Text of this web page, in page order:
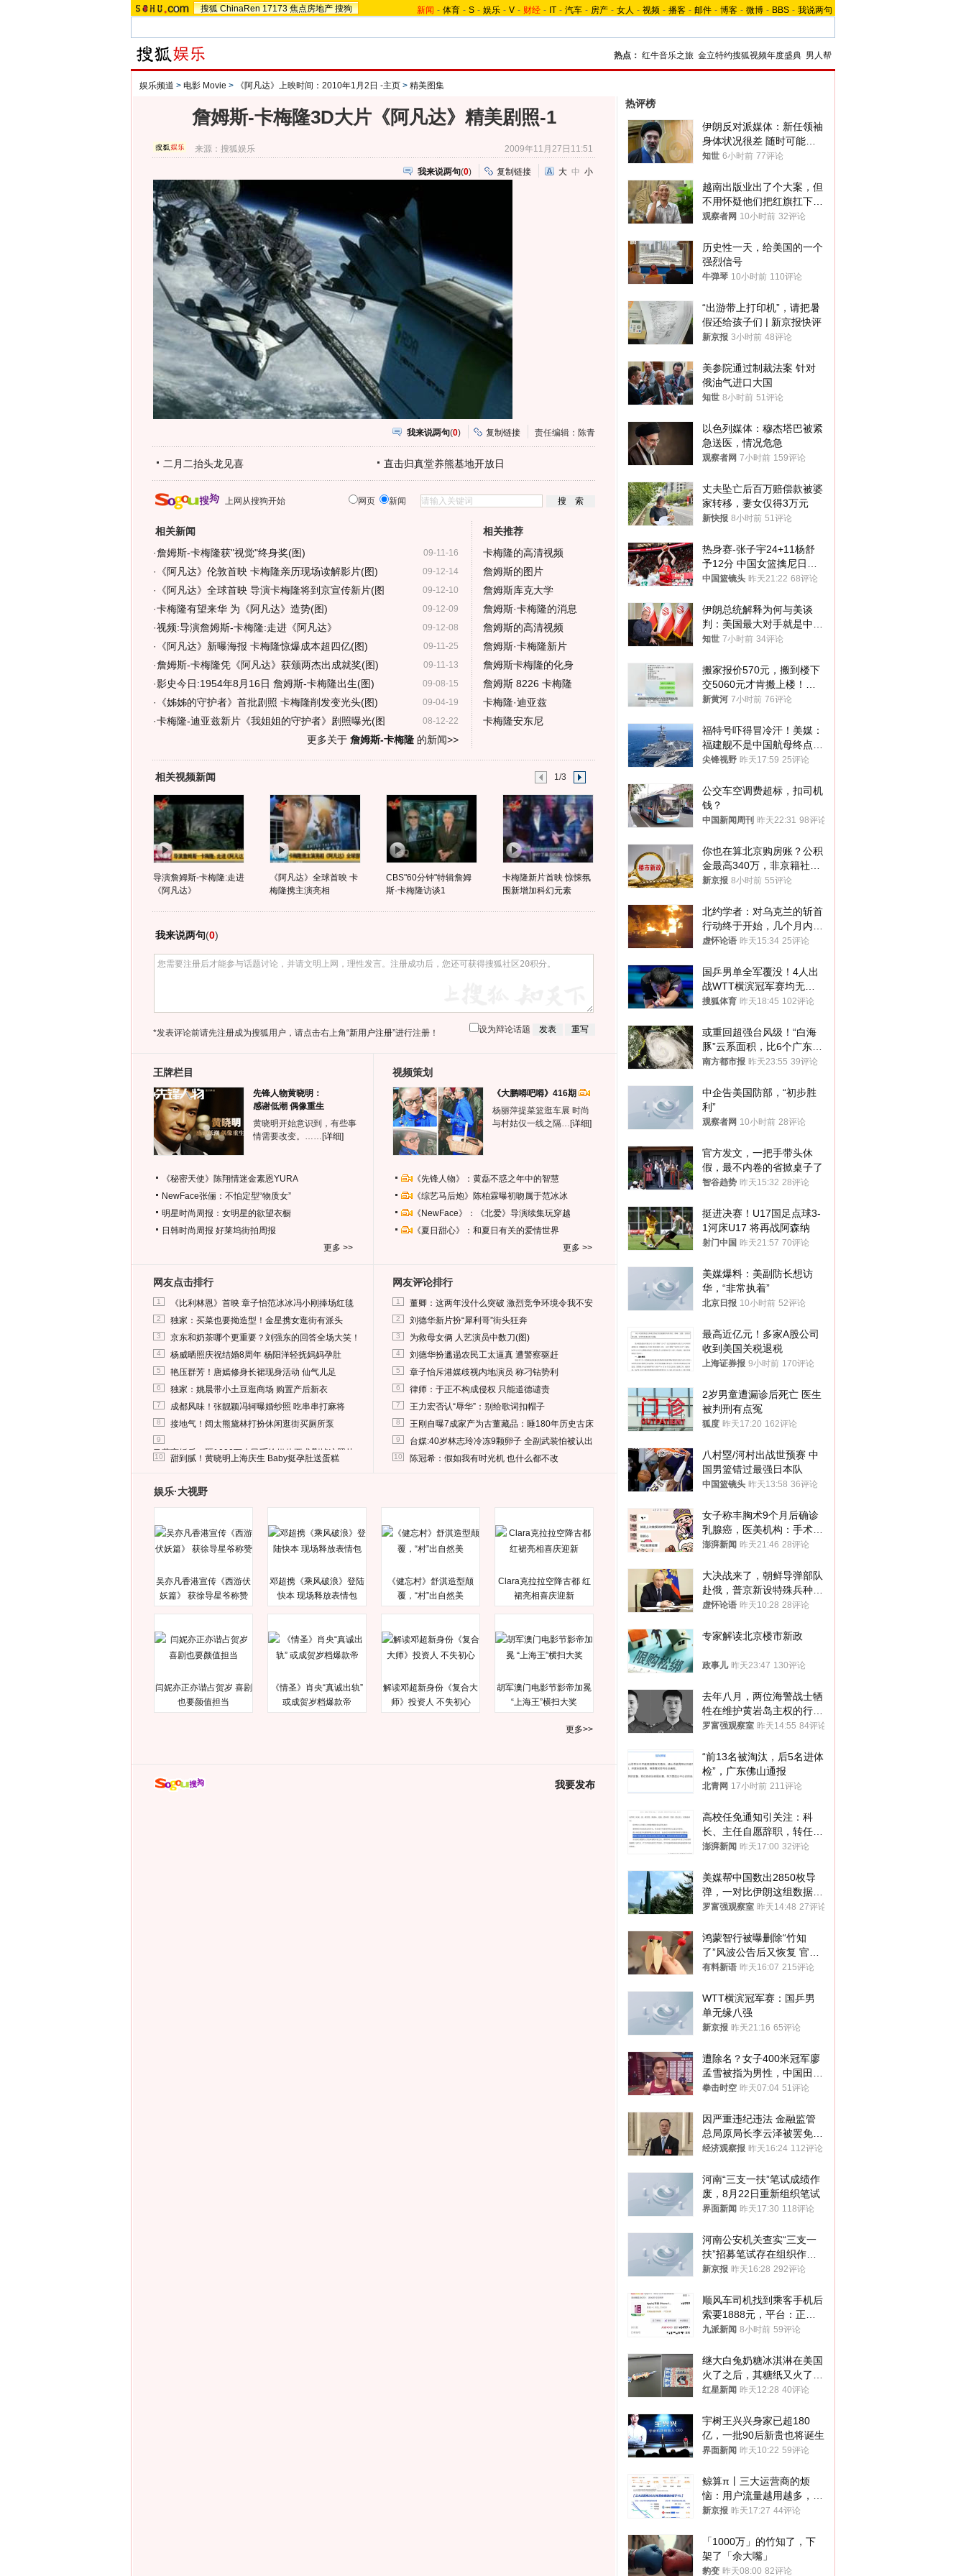
搜狐 ChinaRen 17173 焦点房地产 搜狗 新闻 - 体育 - S - 娱乐 - V - 财经 - IT - 汽车 - 房产 - 女人 - 视频 - 播客 - 邮件 - 博客 - 微博 - BBS - 我说两句
热点： 红牛音乐之旅 金立特约搜狐视频年度盛典 男人帮
娱乐频道 > 电影 Movie > 《阿凡达》上映时间：2010年1月2日 -主页 > 精美图集
詹姆斯-卡梅隆3D大片《阿凡达》精美剧照-1
来源：搜狐娱乐 2009年11月27日11:51
我来说两句(0) 复制链接 大 中 小
我来说两句(0) 复制链接 责任编辑：陈青
二月二抬头龙见喜 直击归真堂养熊基地开放日
上网从搜狗开始 网页 新闻
相关新闻
09-11-16
·詹姆斯-卡梅隆获"视觉"终身奖(图)
09-12-14
· 《阿凡达》伦敦首映 卡梅隆亲历现场读解影片(图)
09-12-10
· 《阿凡达》全球首映 导演卡梅隆将到京宣传新片(图
09-12-09
·卡梅隆有望来华 为《阿凡达》造势(图)
09-12-08
·视频:导演詹姆斯-卡梅隆:走进《阿凡达》
09-11-25
· 《阿凡达》新曝海报 卡梅隆惊爆成本超四亿(图)
09-11-13
·詹姆斯-卡梅隆凭《阿凡达》获颁两杰出成就奖(图)
09-08-15
·影史今日:1954年8月16日 詹姆斯-卡梅隆出生(图)
09-04-19
· 《姊姊的守护者》首批剧照 卡梅隆削发变光头(图)
08-12-22
·卡梅隆-迪亚兹新片《我姐姐的守护者》剧照曝光(图
更多关于 詹姆斯-卡梅隆的新闻>>
相关推荐
卡梅隆的高清视频
詹姆斯的图片
詹姆斯库克大学
詹姆斯·卡梅隆的消息
詹姆斯的高清视频
詹姆斯·卡梅隆新片
詹姆斯卡梅隆的化身
詹姆斯 8226 卡梅隆
卡梅隆·迪亚兹
卡梅隆安东尼
相关视频新闻 1/3
导演詹姆斯-卡梅隆:走进
《阿凡达》
《阿凡达》全球首映 卡
梅隆携主演亮相
CBS"60分钟"特辑詹姆
斯·卡梅隆访谈1
卡梅隆新片首映 惊悚氛
围新增加科幻元素
我来说两句(0)
*发表评论前请先注册成为搜狐用户，请点击右上角“新用户注册”进行注册！ 设为辩论话题
王牌栏目
先锋人物黄晓明：
感谢低潮 偶像重生
黄晓明开始意识到，有些事
情需要改变。…… [详细]
《秘密天使》陈翔情迷金素恩YURA
NewFace张俪：不怕定型“物质女”
明星时尚周报：女明星的欲望衣橱
日韩时尚周报 好莱坞街拍周报
更多 >>
视频策划
《大鹏嘚吧嘚》416期
杨丽萍提菜篮逛车展 时尚
与村姑仅一线之隔… [详细]
《先锋人物》：黄磊不惑之年中的智慧
《综艺马后炮》陈柏霖曝初吻属于范冰冰
《NewFace》：《北爱》导演续集玩穿越
《夏日甜心》：和夏日有关的爱情世界
更多 >>
网友点击排行
1 《比利林恩》首映 章子怡范冰冰冯小刚捧场红毯
2 独家：买菜也要拗造型！金星携女逛街有派头
3 京东和奶茶哪个更重要？刘强东的回答全场大笑！
4 杨威晒照庆祝结婚8周年 杨阳洋轻抚妈妈孕肚
5 艳压群芳！唐嫣修身长裙现身活动 仙气儿足
6 独家：姚晨带小土豆逛商场 购置产后新衣
7 成都风味！张靓颖冯轲曝婚纱照 吃串串打麻将
8 接地气！阔太熊黛林打扮休闲逛街买厕所泵
9
马蓉离婚后，砸1000万人民币给媒体要求删掉这照片
10 甜到腻！黄晓明上海庆生 Baby挺孕肚送蛋糕
网友评论排行
1 董卿：这两年没什么突破 激烈竞争环境令我不安
2 刘德华新片扮“犀利哥”街头狂奔
3 为救母女俩 人艺演员中数刀(图)
4 刘德华扮邋遢农民工太逼真 遭警察驱赶
5 章子怡斥港媒歧视内地演员 称刁钻势利
6 律师：于正不构成侵权 只能道德谴责
7 王力宏否认“辱华”：别给歌词扣帽子
8 王刚自曝7成家产为古董藏品：睡180年历史古床
9 台媒:40岁林志玲冷冻9颗卵子 全副武装怕被认出
10 陈冠希：假如我有时光机 也什么都不改
娱乐·大视野
吴亦凡香港宣传《西游伏
妖篇》 获徐导星爷称赞
邓超携《乘风破浪》登陆
快本 现场释放表情包
《健忘村》舒淇造型颠
覆，“村”出自然美
Clara克拉拉空降古都 红
裙亮相喜庆迎新
闫妮亦正亦谐占贺岁 喜剧
也要颜值担当
《情圣》肖央“真诚出轨”
或成贺岁档爆款帝
解读邓超新身份《复合大
师》投资人 不失初心
胡军澳门电影节影帝加冕
“上海王”横扫大奖
更多>>
我要发布
热评榜
伊朗反对派媒体：新任领袖
身体状况很差 随时可能离
世
知世 6小时前 77评论
越南出版业出了个大案，但
不用怀疑他们把红旗扛下去
的决心
观察者网 10小时前 32评论
历史性一天，给美国的一个
强烈信号
牛弹琴 10小时前 110评论
“出游带上打印机”，请把暑
假还给孩子们 | 新京报快评
新京报 3小时前 48评论
美参院通过制裁法案 针对
俄油气进口大国
知世 8小时前 51评论
以色列媒体：穆杰塔巴被紧
急送医，情况危急
观察者网 7小时前 159评论
丈夫坠亡后百万赔偿款被婆
家转移，妻女仅得3万元
新快报 8小时前 51评论
热身赛-张子宇24+11杨舒
予12分 中国女篮擒尼日利
亚
中国篮镜头 昨天21:22 68评论
伊朗总统解释为何与美谈
判：美国最大对手就是中
国，但他们也在对话
知世 7小时前 34评论
搬家报价570元，搬到楼下
交5060元才肯搬上楼！女
子傻眼了……
新黄河 7小时前 76评论
福特号吓得冒冷汗！美媒：
福建舰不是中国航母终点，
而是新起点！
尖锋视野 昨天17:59 25评论
公交车空调费超标，扣司机
钱？
中国新闻周刊 昨天22:31 98评论
你也在算北京购房账？公积
金最高340万，非京籍社保
1年
新京报 8小时前 55评论
北约学者：对乌克兰的斩首
行动终于开始，几个月内乌
将投降
虚怀论语 昨天15:34 25评论
国乒男单全军覆没！4人出
战WTT横滨冠军赛均无缘
八强
搜狐体育 昨天18:45 102评论
或重回超强台风级！“白海
豚”云系面积，比6个广东还
大！深圳官方：注意这件事
南方都市报 昨天23:55 39评论
中企告美国防部，“初步胜
利”
观察者网 10小时前 28评论
官方发文，一把手带头休
假，最不内卷的省掀桌子了
智谷趋势 昨天15:32 28评论
挺进决赛！U17国足点球3-
1河床U17 将再战阿森纳
射门中国 昨天21:57 70评论
美媒爆料：美副防长想访
华，“非常执着”
北京日报 10小时前 52评论
最高近亿元！多家A股公司
收到美国关税退税
上海证券报 9小时前 170评论
2岁男童遭漏诊后死亡 医生
被判刑有点冤
狐度 昨天17:20 162评论
八村塁/河村出战世预赛 中
国男篮错过最强日本队
中国篮镜头 昨天13:58 36评论
女子称丰胸术9个月后确诊
乳腺癌，医美机构：手术不
可能引发癌症，建议走司法
澎湃新闻 昨天21:46 28评论
大决战来了，朝鲜导弹部队
赴俄，普京新设特殊兵种，
76岁老将扛旗
虚怀论语 昨天10:28 28评论
专家解读北京楼市新政
政事儿 昨天23:47 130评论
去年八月，两位海警战士牺
牲在维护黄岩岛主权的行动
中
罗富强观察室 昨天14:55 84评论
“前13名被淘汰，后5名进体
检”，广东佛山通报
北青网 17小时前 211评论
高校任免通知引关注：科
长、主任自愿辞职，转任思
政辅导员
澎湃新闻 昨天17:00 32评论
美媒帮中国数出2850枚导
弹，一对比伊朗这组数据，
发现出大事了
罗富强观察室 昨天14:48 27评论
鸿蒙智行被曝删除“竹知
了”风波公告后又恢复 官媒
曾力挺：劝华为要大度的，
有料新语 昨天16:07 215评论
WTT横滨冠军赛：国乒男
单无缘八强
新京报 昨天21:16 65评论
遭除名？女子400米冠军廖
孟雪被指为男性，中国田协
默不作声
拳击时空 昨天07:04 51评论
因严重违纪违法 金融监管
总局原局长李云泽被罢免全
国人大代表
经济观察报 昨天16:24 112评论
河南“三支一扶”笔试成绩作
废，8月22日重新组织笔试
界面新闻 昨天17:30 118评论
河南公安机关查实“三支一
扶”招募笔试存在组织作弊
犯罪行为
新京报 昨天16:28 292评论
顺风车司机找到乘客手机后
索要1888元，平台：正和
司机沟通协商
九派新闻 8小时前 59评论
继大白兔奶糖冰淇淋在美国
火了之后，其糖纸又火了！
海外博主盛赞：平面设计经
红星新闻 昨天12:28 40评论
宇树王兴兴身家已超180
亿，一批90后新贵也将诞生
界面新闻 昨天10:22 59评论
鲸算π丨三大运营商的烦
恼：用户流量越用越多，收
入却越来越少
新京报 昨天17:27 44评论
「1000万」的竹知了，下
架了「余大嘴」
豹变 昨天08:00 82评论